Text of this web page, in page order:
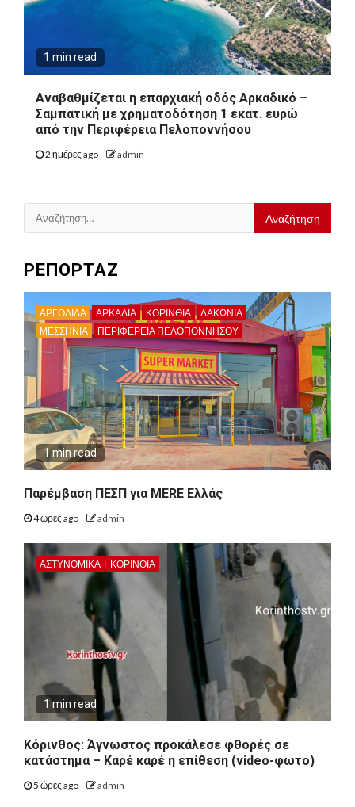
1 min read
Αναβαθμίζεται η επαρχιακή οδός Αρκαδικό –
Σαμπατική με χρηματοδότηση 1 εκατ. ευρώ
από την Περιφέρεια Πελοποννήσου
2 ημέρες ago admin
Αναζήτηση
για:
ΡΕΠΟΡΤΑΖ
ΑΡΓΟΛΙΔΑ ΑΡΚΑΔΊΑ ΚΟΡΙΝΘΊΑ
ΛΑΚΩΝΙΑ
ΜΕΣΣΗΝΙΑ
ΠΕΡΙΦΈΡΕΙΑ ΠΕΛΟΠΟΝΝΉΣΟΥ
1 min read
Παρέμβαση ΠΕΣΠ για MERE Ελλάς
4 ώρες ago admin
ΑΣΤΥΝΟΜΙΚΑ ΚΟΡΙΝΘΊΑ
1 min read
Κόρινθος: Άγνωστος προκάλεσε φθορές σε
κατάστημα – Καρέ καρέ η επίθεση (video-φωτο)
5 ώρες ago admin